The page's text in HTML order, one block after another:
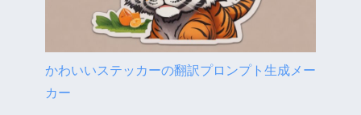
かわいいステッカーの翻訳プロンプト生成メー
カー